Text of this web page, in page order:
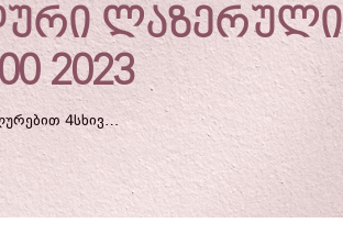
ლაზერული
2023
ᲝᲠᲛᲐᲒᲘ ᲡᲐᲮᲔᲚᲣᲠᲔᲑᲘᲗ 4ᲡᲮᲘᲕᲘᲗ ᲓᲘᲝᲓᲣᲠᲘ ᲚᲐᲖᲔᲠᲣᲚᲘ ᲔᲞᲘᲚᲐᲪᲘᲐ – DIOLASHEER ICE1600 2023